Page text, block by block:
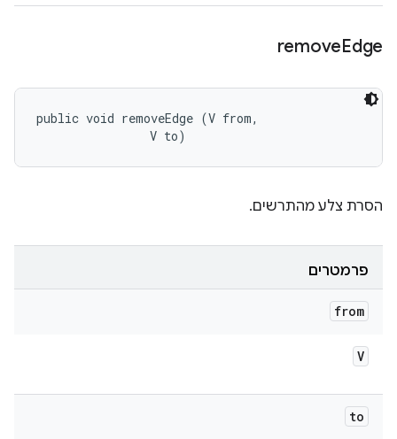
removeEdge
public void removeEdge (V from,
                V to)
הסרת צלע מהתרשים.
פרמטרים
from
V
to